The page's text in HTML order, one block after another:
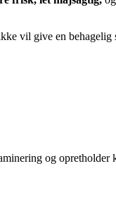
vil give en behagelig
og opretholder